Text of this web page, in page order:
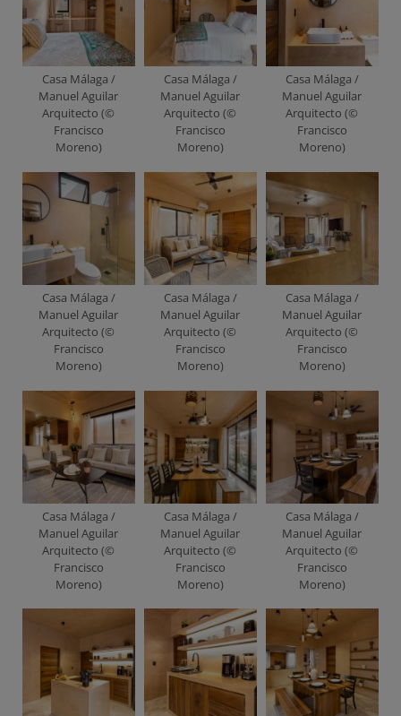
Casa Málaga /
Manuel Aguilar
Arquitecto (©
Francisco
Moreno)
Casa Málaga /
Manuel Aguilar
Arquitecto (©
Francisco
Moreno)
Casa Málaga /
Manuel Aguilar
Arquitecto (©
Francisco
Moreno)
Casa Málaga /
Manuel Aguilar
Arquitecto (©
Francisco
Moreno)
Casa Málaga /
Manuel Aguilar
Arquitecto (©
Francisco
Moreno)
Casa Málaga /
Manuel Aguilar
Arquitecto (©
Francisco
Moreno)
Casa Málaga /
Manuel Aguilar
Arquitecto (©
Francisco
Moreno)
Casa Málaga /
Manuel Aguilar
Arquitecto (©
Francisco
Moreno)
Casa Málaga /
Manuel Aguilar
Arquitecto (©
Francisco
Moreno)